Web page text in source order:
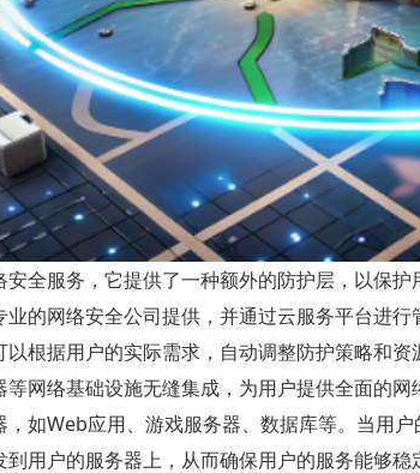
安全服务，它提供了一种额外的防护层，以保
的网络安全公司提供，并通过云服务平台进
以根据用户的实际需求，自动调整防护策略和
网络基础设施无缝集成，为用户提供全面的
如Web应用、游戏服务器、数据库等。当用
用户的服务器上，从而确保用户的服务能够